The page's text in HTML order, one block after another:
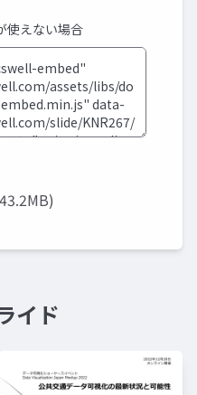
使えない場合
イド